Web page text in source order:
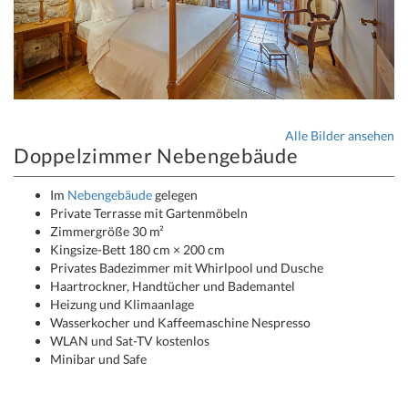
Alle Bilder ansehen
Doppelzimmer Nebengebäude
Im Nebengebäudegelegen
Private Terrasse mit Gartenmöbeln
Zimmergröße 30 m²
Kingsize-Bett 180 cm × 200 cm
Privates Badezimmer mit Whirlpool und Dusche
Haartrockner, Handtücher und Bademantel
Heizung und Klimaanlage
Wasserkocher und Kaffeemaschine Nespresso
WLAN und Sat-TV kostenlos
Minibar und Safe